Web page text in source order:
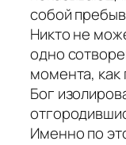
собой
Никто не
одно
момента, как
Бог
Именно по